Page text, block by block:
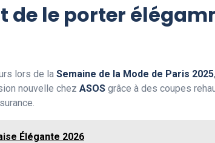
de le porter
lors de la Semaine de la Mode de Paris 2025
nouvelle chez ASOS grâce à des coupes
Élégante 2026